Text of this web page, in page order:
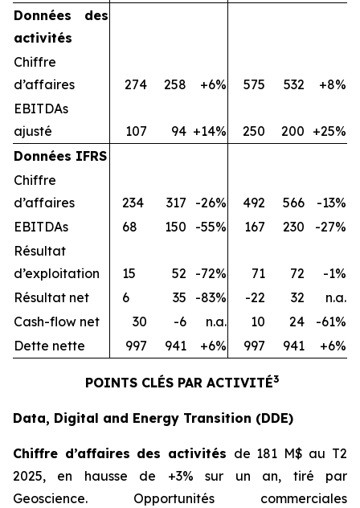
Données des
activités
Chiffre
d’affaires
274 258 +6% 575 532
+8%
EBITDAs
ajusté
107 94 +14% 250 200 +25%
Données IFRS
Chiffre
d’affaires
234 317 -26% 492 566
-13%
EBITDAs
68 150 -55% 167 230
-27%
Résultat
d’exploitation
15 52 -72% 71 72
-1%
Résultat net
6 35 -83% -22 32
n.a.
Cash-flow net
30 -6 n.a. 10 24
-61%
Dette nette
997 941 +6% 997 941 +6%
POINTS CLÉS PAR ACTIVITÉ3
Data, Digital and Energy Transition (DDE)
Chiffre d’affaires des activités de 181 M$ au T2
2025, en hausse de +3% sur un an, tiré par
Geoscience. Opportunités commerciales